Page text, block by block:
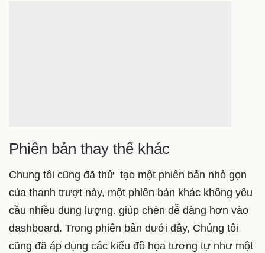
Phiên bản thay thế khác
Chung tôi cũng đã thử tạo một phiên bản nhỏ gọn
của thanh trượt này, một phiên bản khác không yêu
cầu nhiều dung lượng. giúp chèn dễ dàng hơn vào
dashboard. Trong phiên bản dưới đây, Chúng tôi
cũng đã áp dụng các kiểu đồ họa tương tự như một